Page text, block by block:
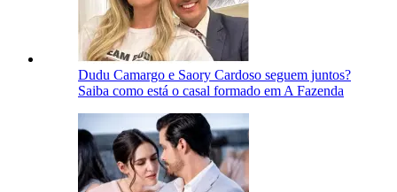
Dudu Camargo e Saory Cardoso seguem juntos?
Saiba como está o casal formado em A Fazenda